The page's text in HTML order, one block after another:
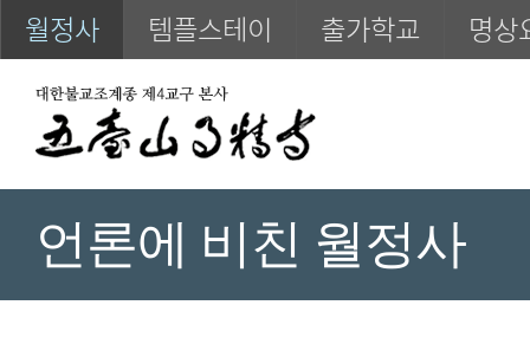
월정사 템플스테이 출가학교 명상
언론에 비친 월정사